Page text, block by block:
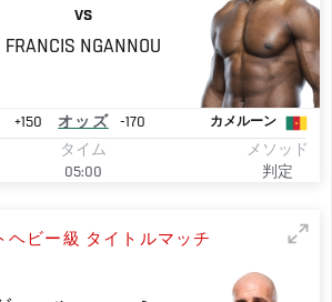
VS
FRANCIS NGANNOU
+150 オッズ -170 カメルーン
タイム
05:00
メソッド
判定
ヘビー級 タイトルマッチ